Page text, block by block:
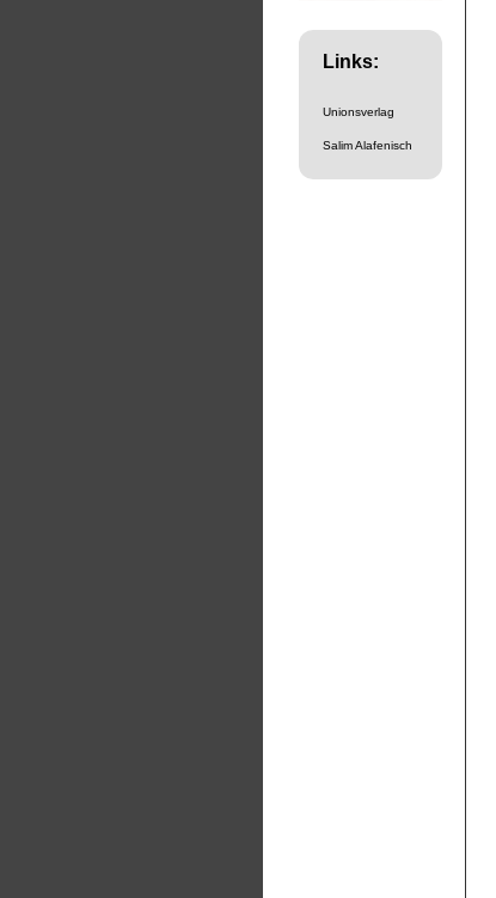
Links:
Unionsverlag
Salim Alafenisch